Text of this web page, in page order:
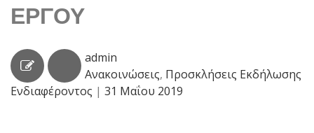
ΕΡΓΟΥ
admin
Ανακοινώσεις, Προσκλήσεις Εκδήλωσης
Ενδιαφέροντος | 31 Μαΐου 2019